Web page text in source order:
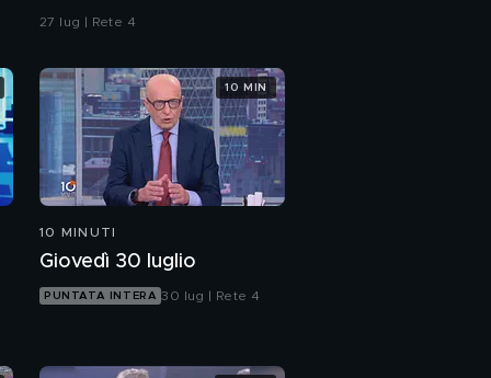
del delitto è stato in un
27 lug | Rete 4
10 MINUTI
Giovedì 30 luglio
PUNTATA INTERA 30 lug | Rete 4
10 MIN